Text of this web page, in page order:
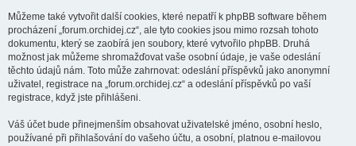
Můžeme také vytvořit další cookies, které nepatří k phpBB software během
procházení „forum.orchidej.cz“, ale tyto cookies jsou mimo rozsah tohoto
dokumentu, který se zaobírá jen soubory, které vytvořilo phpBB. Druhá
možnost jak můžeme shromažďovat vaše osobní údaje, je vaše odeslání
těchto údajů nám. Toto může zahrnovat: odeslání příspěvků jako anonymní
uživatel, registrace na „forum.orchidej.cz“ a odeslání příspěvků po vaší
registrace, když jste přihlášeni.
Váš účet bude přinejmenším obsahovat uživatelské jméno, osobní heslo,
používané při přihlašování do vašeho účtu, a osobní, platnou e-mailovou